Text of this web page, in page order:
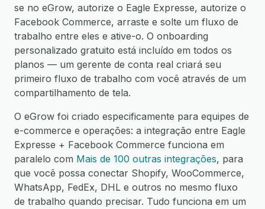
se no eGrow, autorize o Eagle Expresse, autorize o
Facebook Commerce, arraste e solte um fluxo de
trabalho entre eles e ative-o. O onboarding
personalizado gratuito está incluído em todos os
planos — um gerente de conta real criará seu
primeiro fluxo de trabalho com você através de um
compartilhamento de tela.
O eGrow foi criado especificamente para equipes de
e-commerce e operações: a integração entre Eagle
Expresse + Facebook Commerce funciona em
paralelo com Mais de 100 outras integrações, para
que você possa conectar Shopify, WooCommerce,
WhatsApp, FedEx, DHL e outros no mesmo fluxo
de trabalho quando precisar. Tudo funciona em um